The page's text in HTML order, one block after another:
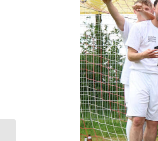
Oberliga: Drei weitere